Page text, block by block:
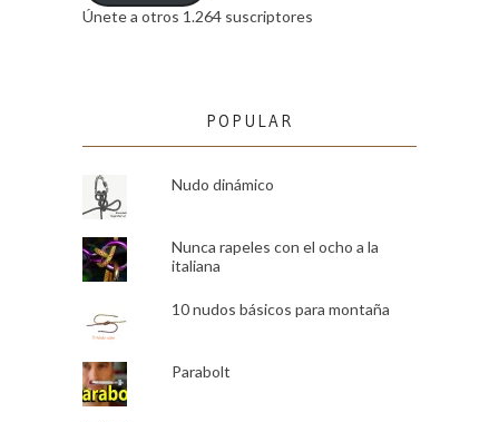
Únete a otros 1.264 suscriptores
POPULAR
Nudo dinámico
Nunca rapeles con el ocho a la
italiana
10 nudos básicos para montaña
Parabolt